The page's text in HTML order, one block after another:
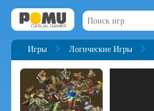
Игры Логические Игры